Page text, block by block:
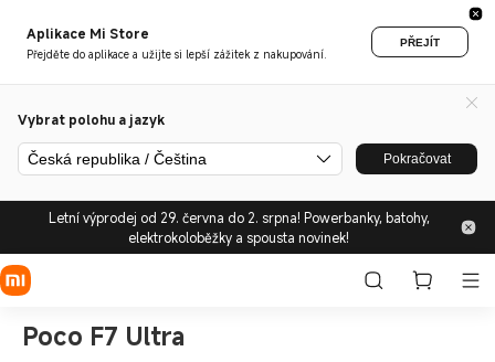
Aplikace Mi Store
Přejděte do aplikace a užijte si lepší zážitek z nakupování.
PŘEJÍT
Vybrat polohu a jazyk
Česká republika / Čeština Pokračovat
Letní výprodej od 29. června do 2. srpna! Powerbanky, batohy,
elektrokoloběžky a spousta novinek!
Poco F7 Ultra